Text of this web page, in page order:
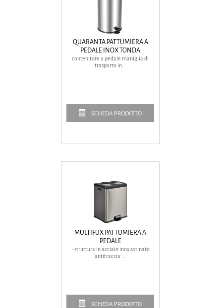
QUARANTA PATTUMIERA A
PEDALE INOX TONDA
contenitore a pedale maniglia di
trasporto in...
SCHEDA PRODOTTO
MULTIFUX PATTUMIERA A
PEDALE
- struttura in acciaio inox satinato
antitraccia ...
SCHEDA PRODOTTO